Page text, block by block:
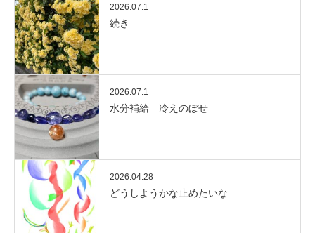
2026.07.1
続き
2026.07.1
水分補給 冷えのぼせ
2026.04.28
どうしようかな止めたいな